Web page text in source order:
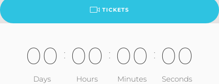
TICKETS
00
Days
: 00
Hours
: 00
Minutes
: 00
Seconds